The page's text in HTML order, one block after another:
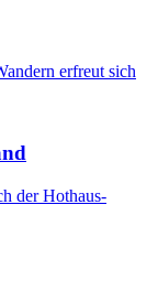
erfreut sich
der Hothaus-